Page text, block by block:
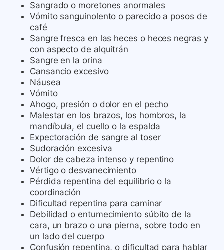
Sangrado o moretones anormales
Vómito sanguinolento o parecido a posos de
café
Sangre fresca en las heces o heces negras y
con aspecto de alquitrán
Sangre en la orina
Cansancio excesivo
Náusea
Vómito
Ahogo, presión o dolor en el pecho
Malestar en los brazos, los hombros, la
mandíbula, el cuello o la espalda
Expectoración de sangre al toser
Sudoración excesiva
Dolor de cabeza intenso y repentino
Vértigo o desvanecimiento
Pérdida repentina del equilibrio o la
coordinación
Dificultad repentina para caminar
Debilidad o entumecimiento súbito de la
cara, un brazo o una pierna, sobre todo en
un lado del cuerpo
Confusión repentina, o dificultad para hablar